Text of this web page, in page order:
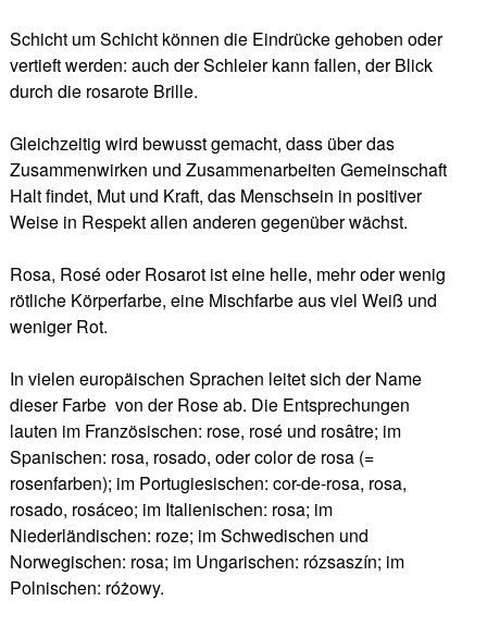
Schicht um Schicht können die Eindrücke gehoben oder
vertieft werden: auch der Schleier kann fallen, der Blick
durch die rosarote Brille.
Gleichzeitig wird bewusst gemacht, dass über das
Zusammenwirken und Zusammenarbeiten Gemeinschaft
Halt findet, Mut und Kraft, das Menschsein in positiver
Weise in Respekt allen anderen gegenüber wächst.
Rosa, Rosé oder Rosarot ist eine helle, mehr oder wenig
rötliche Körperfarbe, eine Mischfarbe aus viel Weiß und
weniger Rot.
In vielen europäischen Sprachen leitet sich der Name
dieser Farbe von der Rose ab. Die Entsprechungen
lauten im Französischen: rose, rosé und rosâtre; im
Spanischen: rosa, rosado, oder color de rosa (=
rosenfarben); im Portugiesischen: cor-de-rosa, rosa,
rosado, rosáceo; im Italienischen: rosa; im
Niederländischen: roze; im Schwedischen und
Norwegischen: rosa; im Ungarischen: rózsaszín; im
Polnischen: różowy.